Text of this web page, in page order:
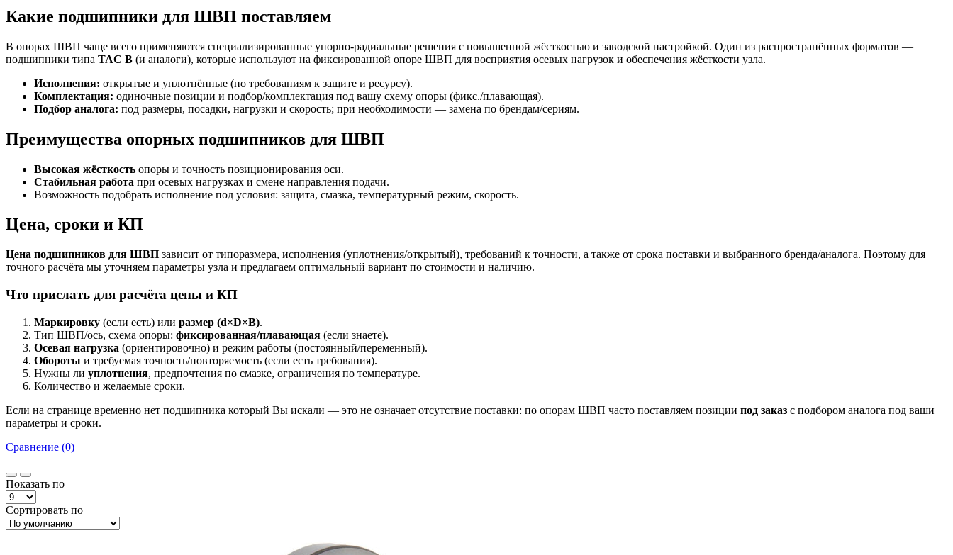
Какие подшипники для ШВП поставляем
В опорах ШВП чаще всего применяются специализированные упорно-радиальные решения с повышенной жёсткостью и заводской настройкой. Один из распространённых форматов —
подшипники типа TAC B (и аналоги), которые используют на фиксированной опоре ШВП для восприятия осевых нагрузок и обеспечения жёсткости узла.
Исполнения: открытые и уплотнённые (по требованиям к защите и ресурсу).
Комплектация: одиночные позиции и подбор/комплектация под вашу схему опоры (фикс./плавающая).
Подбор аналога: под размеры, посадки, нагрузки и скорость; при необходимости — замена по брендам/сериям.
Преимущества опорных подшипников для ШВП
Высокая жёсткость опоры и точность позиционирования оси.
Стабильная работа при осевых нагрузках и смене направления подачи.
Возможность подобрать исполнение под условия: защита, смазка, температурный режим, скорость.
Цена, сроки и КП
Цена подшипников для ШВП зависит от типоразмера, исполнения (уплотнения/открытый), требований к точности, а также от срока поставки и выбранного бренда/аналога. Поэтому для
точного расчёта мы уточняем параметры узла и предлагаем оптимальный вариант по стоимости и наличию.
Что прислать для расчёта цены и КП
Маркировку (если есть) или размер (d×D×B).
Тип ШВП/ось, схема опоры: фиксированная/плавающая (если знаете).
Осевая нагрузка (ориентировочно) и режим работы (постоянный/переменный).
Обороты и требуемая точность/повторяемость (если есть требования).
Нужны ли уплотнения, предпочтения по смазке, ограничения по температуре.
Количество и желаемые сроки.
Если на странице временно нет подшипника который Вы искали — это не означает отсутствие поставки: по опорам ШВП часто поставляем позиции под заказ с подбором аналога под ваши
параметры и сроки.
Сравнение (0)
Показать по
Сортировать по